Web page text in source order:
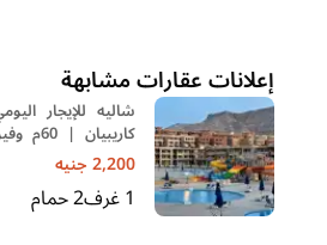
إعلانات عقارات مشابهة
شاليه للإيجار
السباحة
2,200جنيه
1غرف2حمام